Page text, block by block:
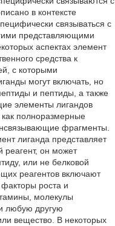
в контексте
связываться с
представляющими
аспектах элемент
средства к
с которыми
могут включать, но
и пептиды, а также
элементы лигандов
полноразмерные
фрагменты.
лиганда представляет
он может
или не белковой
реагентов включают
роста и
молекулы
любую другую
вещество. В некоторых